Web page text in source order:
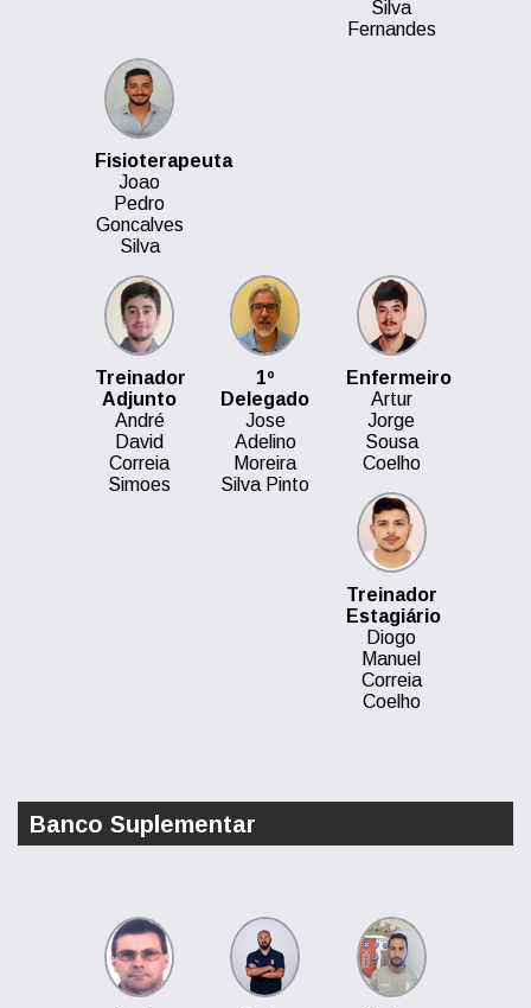
Silva
Fernandes
Fisioterapeuta
Joao
Pedro
Goncalves
Silva
Treinador
Adjunto
André
David
Correia
Simoes
1º
Delegado
Jose
Adelino
Moreira
Silva Pinto
Enfermeiro
Artur
Jorge
Sousa
Coelho
Treinador
Estagiário
Diogo
Manuel
Correia
Coelho
Banco Suplementar